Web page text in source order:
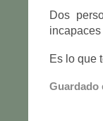
Dos
Es lo que
Guardado